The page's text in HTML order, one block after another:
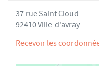
KERVAREC AU
37 rue Saint Cloud
92410 Ville-d'avray
Recevoir les
de